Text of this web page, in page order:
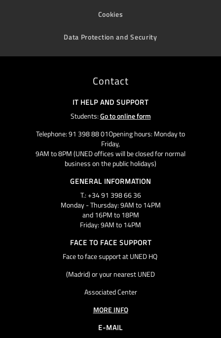
Cookies
Data Protection and Security
Contact
IT HELP AND SUPPORT
Students:Go to online form
Telephone: 91 398 88 01Opening hours: Monday to
Friday,
9AM to 8PM (UNED offices will be closed for normal
business on the public holidays)
GENERAL INFORMATION
T.: +34 91 398 66 36
Monday - Thursday: 9AM to 14PM
and 16PM to 18PM
Friday: 9AM to 14PM
FACE TO FACE SUPPORT
Face to face support at UNED HQ
(Madrid) or your nearest UNED
Associated Center
MORE INFO
E-MAIL